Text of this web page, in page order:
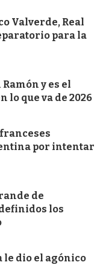
Valverde, Real
para la
y es el
lo que va de 2026
por intentar
de
los
le dio el agónico